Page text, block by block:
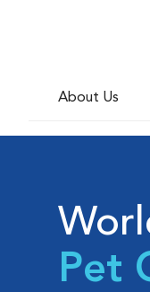
About Us
Pet